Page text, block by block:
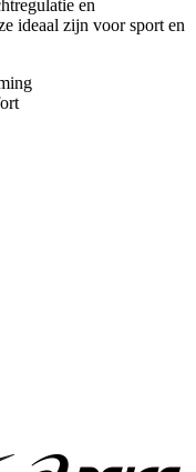
en
ideaal zijn voor sport en